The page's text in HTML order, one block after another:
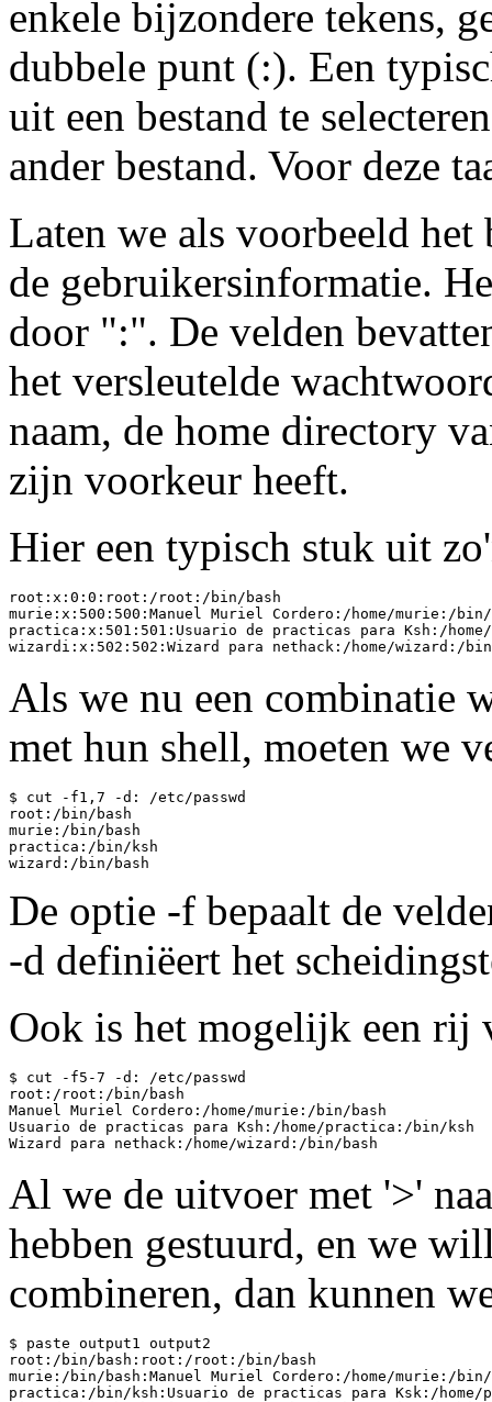
enkele bijzondere tekens,
dubbele punt (:). Een
uit een bestand te
ander bestand. Voor deze
Laten we als voorbeeld het
de gebruikersinformatie.
door ":". De velden
het versleutelde
naam, de home directory
zijn voorkeur heeft.
Hier een typisch stuk uit
root:x:0:0:root:/root:/bin/bash
murie:x:500:500:Manuel Muriel Cordero:/home/murie:/bin/
practica:x:501:501:Usuario de practicas para Ksh:/
Als we nu een combinatie
met hun shell, moeten we
$ cut -f1,7 -d: /etc/passwd
root:/bin/bash
murie:/bin/bash
practica:/bin/ksh
De optie -f bepaalt de
-d definiëert het
Ook is het mogelijk een rij
$ cut -f5-7 -d: /etc/passwd
root:/root:/bin/bash
Manuel Muriel Cordero:/home/murie:/bin/bash
Usuario de practicas para Ksh:/home/practica:/bin/ksh
Al we de uitvoer met '>'
hebben gestuurd, en we
combineren, dan kunnen
$ paste output1 output2
root:/bin/bash:root:/root:/bin/bash
murie:/bin/bash:Manuel Muriel Cordero:/home/murie:/bin/
practica:/bin/ksh:Usuario de practicas para Ksk:/